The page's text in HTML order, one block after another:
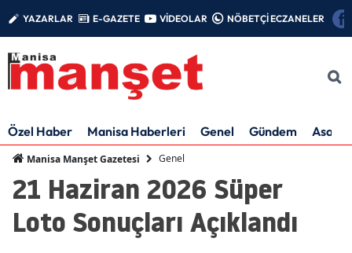
YAZARLAR E-GAZETE VİDEOLAR NÖBETÇİ ECZANELER
Özel Haber Manisa Haberleri Genel Gündem Asayiş
Manisa Manşet Gazetesi Genel
21 Haziran 2026 Süper
Loto Sonuçları Açıklandı